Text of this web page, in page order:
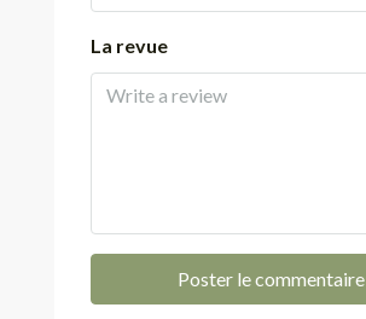
La revue
Poster le commentaire